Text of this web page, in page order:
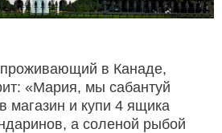
в Канаде,
«Мария, мы сабантуй
магазин и купи 4 ящика
а соленой рыбой